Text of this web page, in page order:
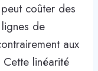
coûter des
de
aux
linéarité